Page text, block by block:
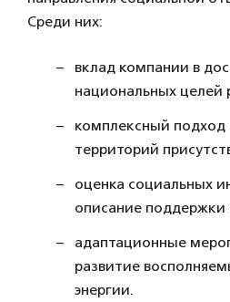
Среди них:
вклад компании в
национальных целей
комплексный подход
территорий
оценка социальных
описание поддержки
адаптационные
развитие
энергии.